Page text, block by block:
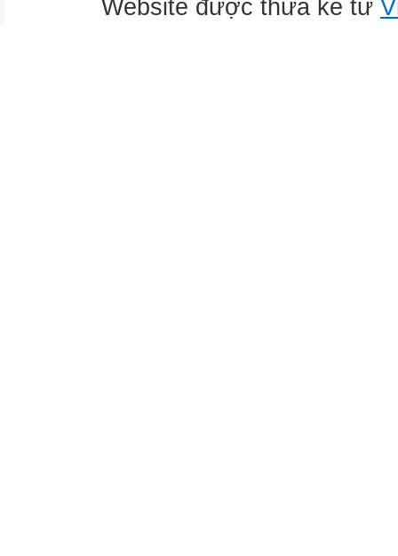
Website được thừa kế từ